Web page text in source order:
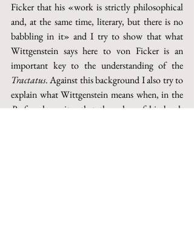
Ficker that his «work is strictly philosophical
and, at the same time, literary, but there is no
babbling in it» and I try to show that what
Wittgenstein says here to von Ficker is an
Tractatus. Against this background I also try to
Preface, he writes that the value of his book